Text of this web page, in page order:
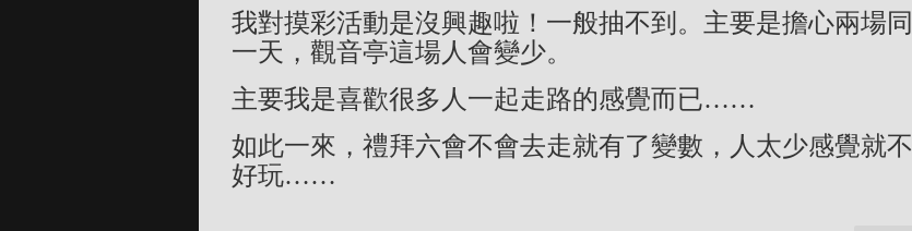
我對摸彩活動是沒興趣啦！一般抽不到。主要是擔心兩場同
一天，觀音亭這場人會變少。
主要我是喜歡很多人一起走路的感覺而已……
如此一來，禮拜六會不會去走就有了變數，人太少感覺就不
好玩……